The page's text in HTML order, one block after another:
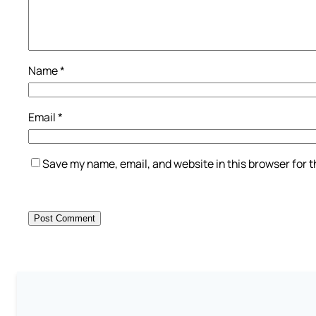
Name*
Email*
Save my name, email, and website in this browser for